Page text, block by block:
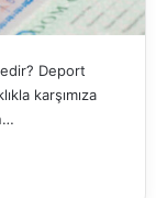
Deport
karşımıza